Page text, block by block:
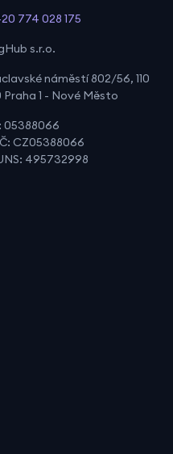
774 028 175
s.r.o.
náměstí 802/56, 110
Praha 1 - Nové Město
05388066
CZ05388066
495732998